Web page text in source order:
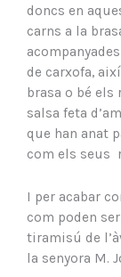
doncs en
carns a la
de carxofa,
brasa o bé els
salsa feta
que han anat
com els seus
I per acabar
com poden
tiramisú de
la senyora M.